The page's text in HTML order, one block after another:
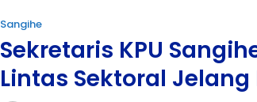
Sangihe
Sekretaris KPU
Lintas Sektoral